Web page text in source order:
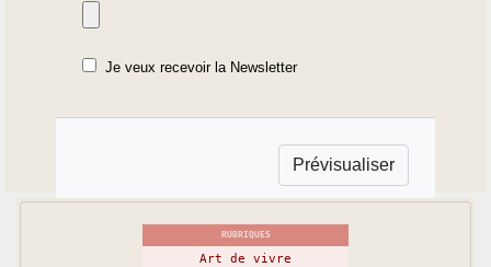
Je veux recevoir la Newsletter
RUBRIQUES
Art de vivre